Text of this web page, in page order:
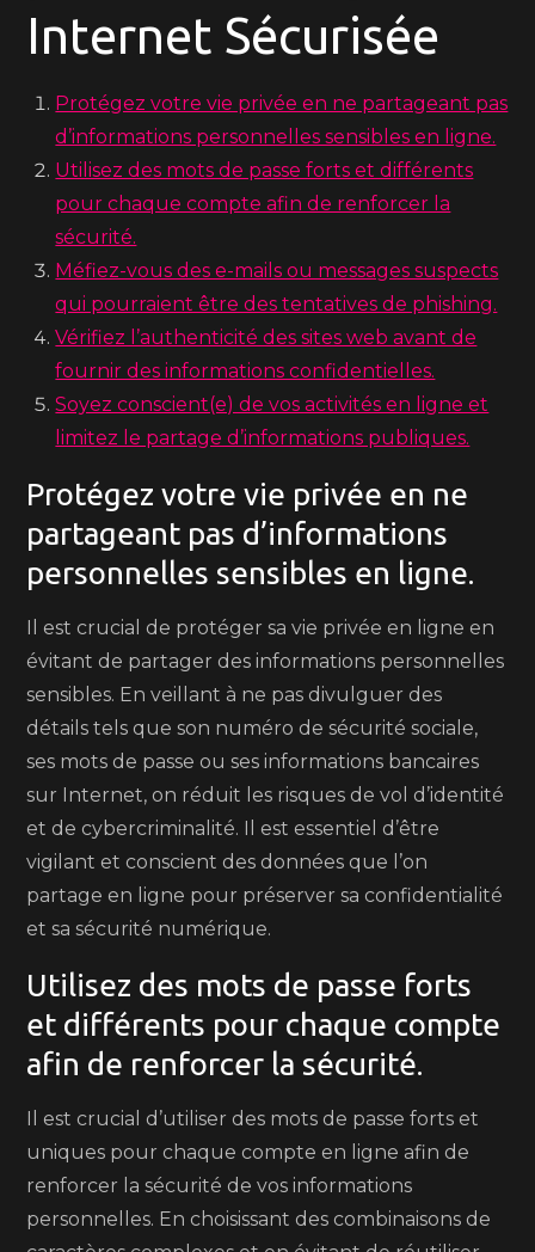
Internet Sécurisée
Protégez votre vie privée en ne partageant pas
d’informations personnelles sensibles en ligne.
Utilisez des mots de passe forts et différents
pour chaque compte afin de renforcer la
sécurité.
Méfiez-vous des e-mails ou messages suspects
qui pourraient être des tentatives de phishing.
Vérifiez l’authenticité des sites web avant de
fournir des informations confidentielles.
Soyez conscient(e) de vos activités en ligne et
limitez le partage d’informations publiques.
Protégez votre vie privée en ne
partageant pas d’informations
personnelles sensibles en ligne.
Il est crucial de protéger sa vie privée en ligne en
évitant de partager des informations personnelles
sensibles. En veillant à ne pas divulguer des
détails tels que son numéro de sécurité sociale,
ses mots de passe ou ses informations bancaires
sur Internet, on réduit les risques de vol d’identité
et de cybercriminalité. Il est essentiel d’être
vigilant et conscient des données que l’on
partage en ligne pour préserver sa confidentialité
et sa sécurité numérique.
Utilisez des mots de passe forts
et différents pour chaque compte
afin de renforcer la sécurité.
Il est crucial d’utiliser des mots de passe forts et
uniques pour chaque compte en ligne afin de
renforcer la sécurité de vos informations
personnelles. En choisissant des combinaisons de